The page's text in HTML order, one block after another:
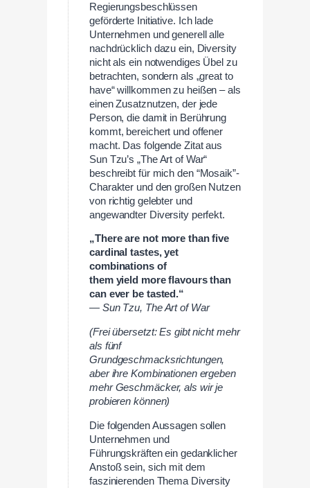
Regierungsbeschlüssen
geförderte Initiative. Ich lade
Unternehmen und generell alle
nachdrücklich dazu ein, Diversity
nicht als ein notwendiges Übel zu
betrachten, sondern als „great to
have“ willkommen zu heißen – als
einen Zusatznutzen, der jede
Person, die damit in Berührung
kommt, bereichert und offener
macht. Das folgende Zitat aus
Sun Tzu’s „The Art of War“
beschreibt für mich den “Mosaik”-
Charakter und den großen Nutzen
von richtig gelebter und
angewandter Diversity perfekt.
„There are not more than five
cardinal tastes, yet
combinations of
them yield more flavours than
can ever be tasted.“
― Sun Tzu, The Art of War
(Frei übersetzt: Es gibt nicht mehr
als fünf
Grundgeschmacksrichtungen,
aber ihre Kombinationen ergeben
mehr Geschmäcker, als wir je
probieren können)
Die folgenden Aussagen sollen
Unternehmen und
Führungskräften ein gedanklicher
Anstoß sein, sich mit dem
faszinierenden Thema Diversity